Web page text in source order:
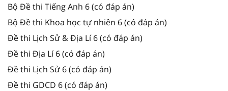
Bộ Đề thi Tiếng Anh 6 (có đáp án)
Bộ Đề thi Khoa học tự nhiên 6 (có đáp án)
Đề thi Lịch Sử & Địa Lí 6 (có đáp án)
Đề thi Địa Lí 6 (có đáp án)
Đề thi Lịch Sử 6 (có đáp án)
Đề thi GDCD 6 (có đáp án)